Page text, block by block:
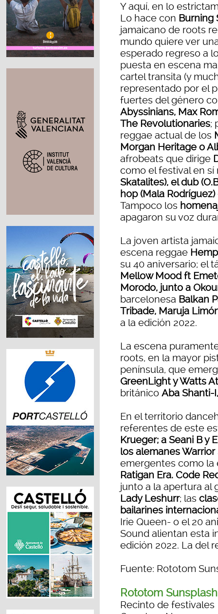
Y aquí, en lo
Lo hace con Burning
jamaicano de roots
mundo quiere ver
esperado regreso a
puesta en escena
cartel transita (y
representado por el
fuertes del género
Abyssinians, Max
The Revolutionaries;
reggae actual de los
Morgan Heritage o
afrobeats que dirige
como el festival en
Skatalites), el dub
hop (Mala
Tampoco los
apagaron su voz
La joven artista
escena reggae
su 40 aniversario; el
Mellow Mood ft
Morodo, junto a
barcelonesa Balkan
Tribade, Maruja
a la edición 2022.
La escena
roots, en la mayor
península, que
GreenLight y Watts
británico Aba Shanti-
En el territorio
referentes de este
Krueger; a Seani B y
los alemanes
emergentes como la
Ratigan Era. Code
junto a la apertura al
Lady Leshurr; las
bailarines
Irie Queen- o el 20
Sound alientan esta
edición 2022. La del
Fuente: Rototom
Rototom Sunsplash
Recinto de festivales